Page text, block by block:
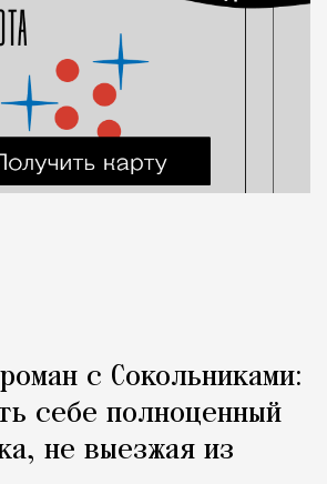
с Сокольниками:
себе полноценный
не выезжая из